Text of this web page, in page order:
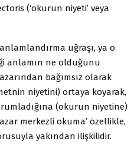
(‘okurun niyeti’ veya
uğraşı, ya o
anlamın ne olduğunu
bağımsız olarak
niyetini) ortaya koyarak,
(okurun niyetine)
merkezli okuma’ özellikle,
yakından ilişkilidir.